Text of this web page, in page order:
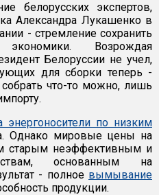
белорусских экспертов,
Александра Лукашенко в
- стремление сохранить
Возрождая
Белоруссии не учел,
для сборки теперь -
что-то можно, лишь
энергоносители по низким
Однако мировые цены на
старым неэффективным и
основанным на
- полное вымывание
продукции.